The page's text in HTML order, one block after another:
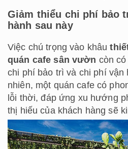
Giảm thiểu chi phí bảo
hành sau này
Việc chú trọng vào khâu
quán cafe sân vườn còn
chi phí bảo trì và chi phí vận
nhiên, một quán cafe có
lỗi thời, đáp ứng xu hướng
thị hiếu của khách hàng sẽ